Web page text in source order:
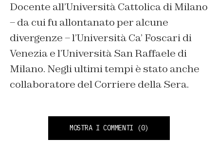
Docente all’Università Cattolica di Milano
– da cui fu allontanato per alcune
divergenze – l’Università Ca’ Foscari di
Venezia e l’Università San Raffaele di
Milano. Negli ultimi tempi è stato anche
collaboratore del Corriere della Sera.
MOSTRA I COMMENTI (0)